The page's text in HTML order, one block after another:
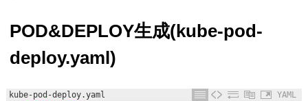
POD&DEPLOY生成(kube-pod-
deploy.yaml)
kube-pod-deploy.yaml
YAML